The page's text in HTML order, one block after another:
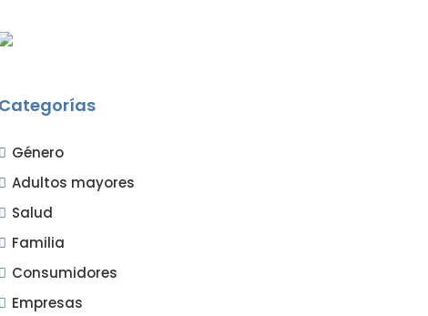
Categorías
Género
Adultos mayores
Salud
Familia
Consumidores
Empresas